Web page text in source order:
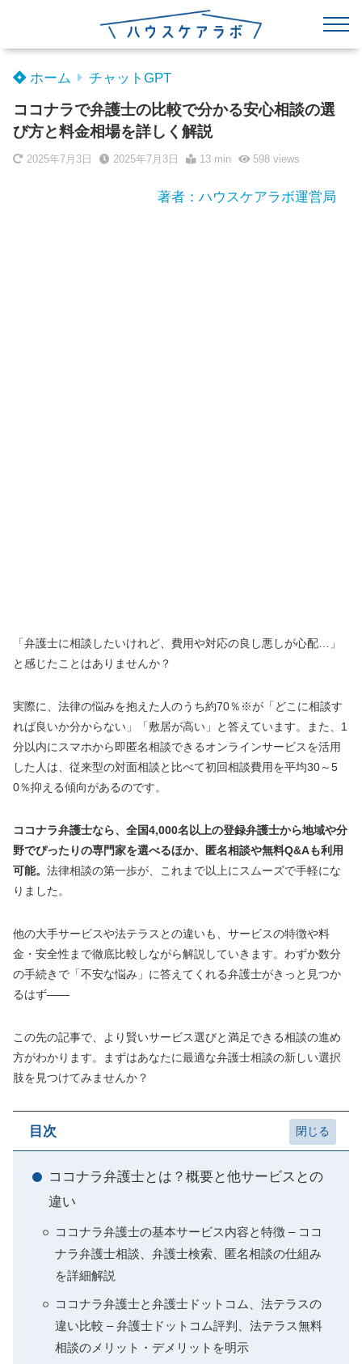
ホーム チャットGPT
ココナラで弁護士の比較で分かる安心相談の選
び方と料金相場を詳しく解説
2025年7月3日 2025年7月3日 13 min 598views
著者：ハウスケアラボ運営局
「弁護士に相談したいけれど、費用や対応の良し悪しが心配…」
と感じたことはありませんか？
実際に、法律の悩みを抱えた人のうち約70％※が「どこに相談す
れば良いか分からない」「敷居が高い」と答えています。また、1
分以内にスマホから即匿名相談できるオンラインサービスを活用
した人は、従来型の対面相談と比べて初回相談費用を平均30～5
0％抑える傾向があるのです。
ココナラ弁護士なら、全国4,000名以上の登録弁護士から地域や分
野でぴったりの専門家を選べるほか、匿名相談や無料Q&Aも利用
可能。 法律相談の第一歩が、これまで以上にスムーズで手軽にな
りました。
他の大手サービスや法テラスとの違いも、サービスの特徴や料
金・安全性まで徹底比較しながら解説していきます。わずか数分
の手続きで「不安な悩み」に答えてくれる弁護士がきっと見つか
るはず――
この先の記事で、より賢いサービス選びと満足できる相談の進め
方がわかります。まずはあなたに最適な弁護士相談の新しい選択
肢を見つけてみませんか？
目次
ココナラ弁護士とは？概要と他サービスとの
違い
ココナラ弁護士の基本サービス内容と特徴 – ココ
ナラ弁護士相談、弁護士検索、匿名相談の仕組み
を詳細解説
ココナラ弁護士と弁護士ドットコム、法テラスの
違い比較 – 弁護士ドットコム評判、法テラス無料
相談のメリット・デメリットを明示